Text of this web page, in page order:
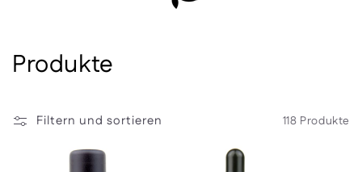
K
t
Produkte
Filtern und sortieren 118 Produkte